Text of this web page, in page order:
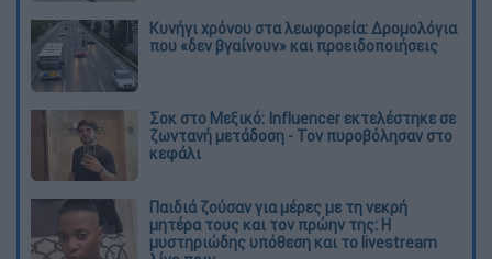
Κυνήγι χρόνου στα λεωφορεία: Δρομολόγια
που «δεν βγαίνουν» και προειδοποιήσεις
Σοκ στο Μεξικό: Influencer εκτελέστηκε σε
ζωντανή μετάδοση - Τον πυροβόλησαν στο
κεφάλι
Παιδιά ζούσαν για μέρες με τη νεκρή
μητέρα τους και τον πρώην της: Η
μυστηριώδης υπόθεση και το livestream